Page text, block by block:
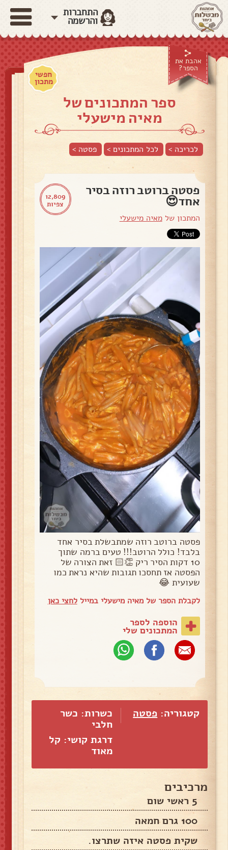
התחברות
והרשמה
אהבת את
הספר?
חפשי
מתכון
ספר המתכונים של
מאיה מישעלי
לכריכה > לכל המתכונים > פסטה >
12,809
צפיות
פסטה ברוטב רוזה בסיר
אחד😍
המתכון שלמאיה מישעלי
פסטה ברוטב רוזה שמתבשלת בסיר אחד
בלבד! כולל הרוטב!!! טעים ברמה שתוך
10 דקות הסיר ריק 👏🏻 זאת הצורה של
הפסטה אז תחסכו תגובות שהיא נראת כמו
שעועית 😂
לקבלת הספר של מאיה מישעלי במייללחצי כאן
הוספה לספר
המתכונים שלי
קטגוריה: פסטה
כשרות: כשר
חלבי
דרגת קושי: קל
מאוד
מרכיבים
5 ראשי שום
100 גרם חמאה
שקית פסטה איזה שתרצו.